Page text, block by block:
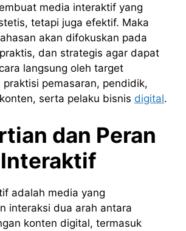
media interaktif yang
tetapi juga efektif. Maka
akan difokuskan pada
dan strategis agar dapat
langsung oleh target
praktisi pemasaran, pendidik,
serta pelaku bisnis digital.
dan Peran
adalah media yang
interaksi dua arah antara
konten digital, termasuk